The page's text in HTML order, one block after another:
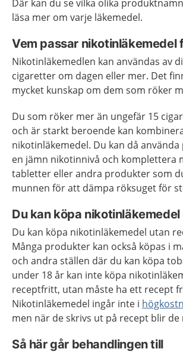
Där kan du se vilka olika
läsa mer om varje läkemedel.
Vem passar nikotinläkemedel
Nikotinläkemedlen kan användas av
cigaretter om dagen eller mer. Det
mycket kunskap om dem som röker
Du som röker mer än ungefär 15
och är starkt beroende kan
nikotinläkemedel. Du kan då
en jämn nikotinnivå och komplettera
tabletter eller andra produkter som
munnen för att dämpa röksuget för
Du kan köpa
Du kan köpa nikotinläkemedel utan
Många produkter kan också köpas i
och andra ställen där du kan köpa
under 18 år kan inte köpa
receptfritt, utan måste ha ett recept
Nikotinläkemedel ingår inte i
men när de skrivs ut på recept blir
Så här går behandlingen till